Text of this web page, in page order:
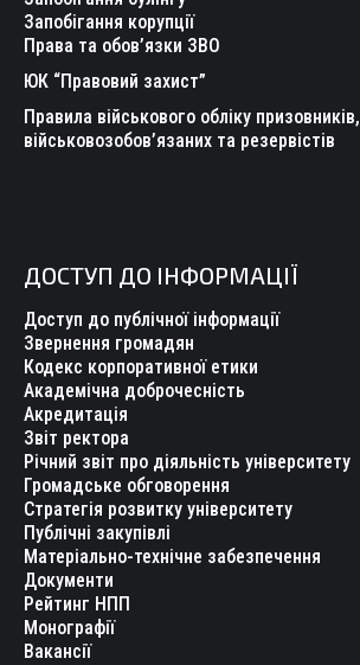
Запобігання корупції
Права та обов’язки ЗВО
ЮК “Правовий захист”
Правила військового обліку призовників,
військовозобов’язаних та резервістів
ДОСТУП ДО ІНФОРМАЦІЇ
Доступ до публічної інформації
Звернення громадян
Кодекс корпоративної етики
Академічна доброчесність
Акредитація
Звіт ректора
Річний звіт про діяльність університету
Громадське обговорення
Стратегія розвитку університету
Публічні закупівлі
Матеріально-технічне забезпечення
Документи
Рейтинг НПП
Монографії
Вакансії